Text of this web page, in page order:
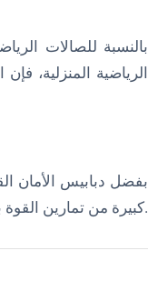
بالنسبة للصالات
الرياضية المنزلية،
بفضل دبابيس الأمان
كبيرة من تمارين القوة بالوزن الحر بأمان وكفاءة. هذه القطعة متعددة الاستخدامات ضرورية لتمارين القوة التدريجية.